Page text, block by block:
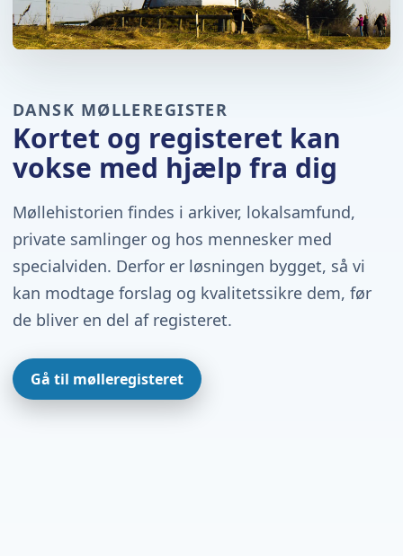
DANSK MØLLEREGISTER
Kortet og registeret kan
vokse med hjælp fra dig
Møllehistorien findes i arkiver, lokalsamfund,
private samlinger og hos mennesker med
specialviden. Derfor er løsningen bygget, så vi
kan modtage forslag og kvalitetssikre dem, før
de bliver en del af registeret.
Gå til mølleregisteret